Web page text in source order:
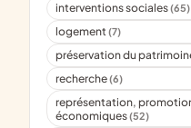
interventions sociales(65)
logement(7)
préservation du
recherche(6)
représentation,
économiques(52)